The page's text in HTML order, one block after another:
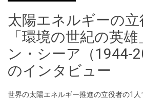
太陽エネルギーの
「環境の世紀の英
ン・シーア（1944-
のインタビュー
世界の太陽エネルギー推進の立役者の1